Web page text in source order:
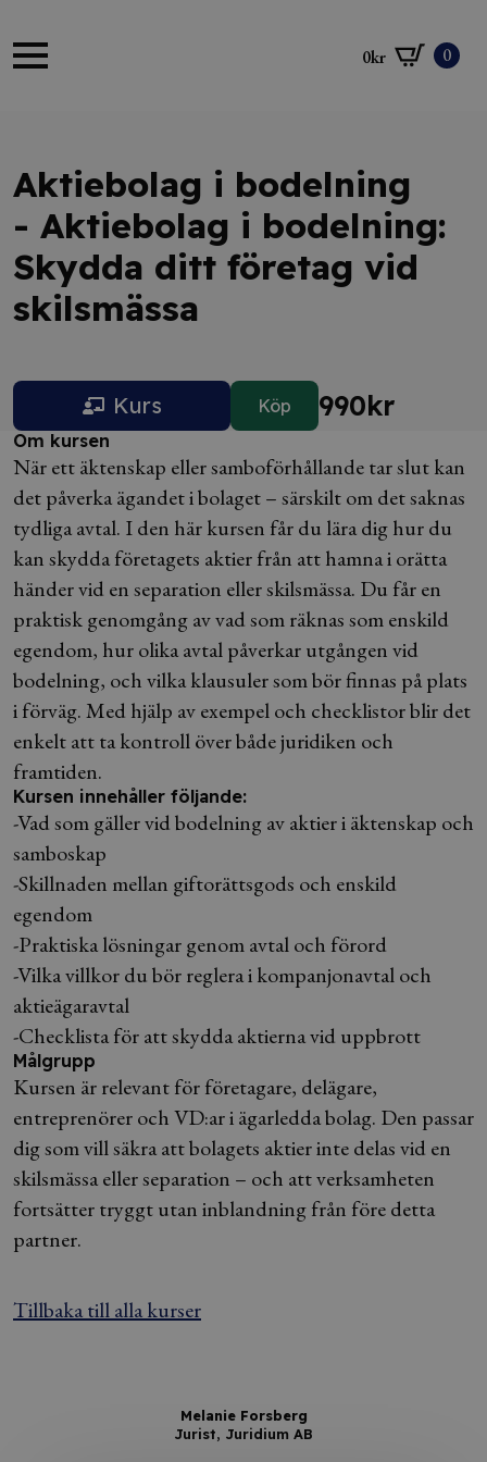
0kr 0
Aktiebolag i bodelning
- Aktiebolag i bodelning:
Skydda ditt företag vid
skilsmässa
Kurs Köp 990kr
Om kursen
När ett äktenskap eller samboförhållande tar slut kan
det påverka ägandet i bolaget – särskilt om det saknas
tydliga avtal. I den här kursen får du lära dig hur du
kan skydda företagets aktier från att hamna i orätta
händer vid en separation eller skilsmässa. Du får en
praktisk genomgång av vad som räknas som enskild
egendom, hur olika avtal påverkar utgången vid
bodelning, och vilka klausuler som bör finnas på plats
i förväg. Med hjälp av exempel och checklistor blir det
enkelt att ta kontroll över både juridiken och
framtiden.
Kursen innehåller följande:
-Vad som gäller vid bodelning av aktier i äktenskap och
samboskap
-Skillnaden mellan giftorättsgods och enskild
egendom
-Praktiska lösningar genom avtal och förord
-Vilka villkor du bör reglera i kompanjonavtal och
aktieägaravtal
-Checklista för att skydda aktierna vid uppbrott
Målgrupp
Kursen är relevant för företagare, delägare,
entreprenörer och VD:ar i ägarledda bolag. Den passar
dig som vill säkra att bolagets aktier inte delas vid en
skilsmässa eller separation – och att verksamheten
fortsätter tryggt utan inblandning från före detta
partner.
Tillbaka till alla kurser
Melanie Forsberg
Jurist, Juridium AB